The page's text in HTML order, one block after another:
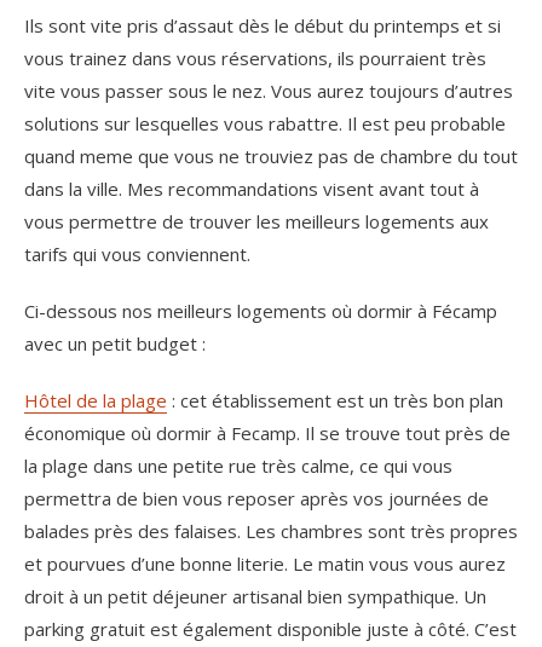
Ils sont vite pris d’assaut dès le début du printemps et si
vous trainez dans vous réservations, ils pourraient très
vite vous passer sous le nez. Vous aurez toujours d’autres
solutions sur lesquelles vous rabattre. Il est peu probable
quand meme que vous ne trouviez pas de chambre du tout
dans la ville. Mes recommandations visent avant tout à
vous permettre de trouver les meilleurs logements aux
tarifs qui vous conviennent.
Ci-dessous nos meilleurs logements où dormir à Fécamp
avec un petit budget :
Hôtel de la plage : cet établissement est un très bon plan
économique où dormir à Fecamp. Il se trouve tout près de
la plage dans une petite rue très calme, ce qui vous
permettra de bien vous reposer après vos journées de
balades près des falaises. Les chambres sont très propres
et pourvues d’une bonne literie. Le matin vous vous aurez
droit à un petit déjeuner artisanal bien sympathique. Un
parking gratuit est également disponible juste à côté. C’est